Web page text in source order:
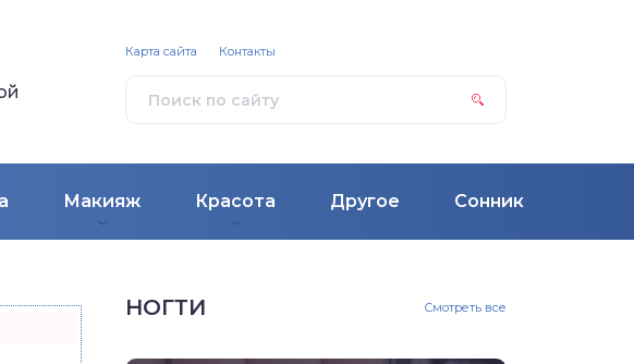
Макияж Красота Другое Сонник
Карта сайта Контакты
НОГТИ Смотреть все